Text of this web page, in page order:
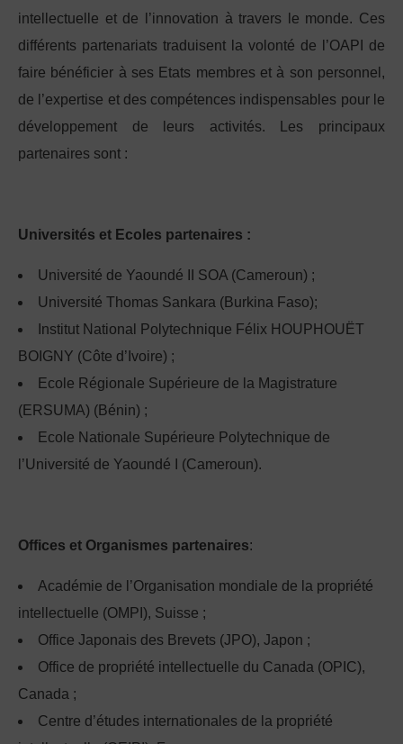
intellectuelle et de l’innovation à travers le monde. Ces
différents partenariats traduisent la volonté de l’OAPI de
faire bénéficier à ses Etats membres et à son personnel,
de l’expertise et des compétences indispensables pour le
développement de leurs activités. Les principaux
partenaires sont :
Universités et Ecoles partenaires :
Université de Yaoundé II SOA (Cameroun) ;
Université Thomas Sankara (Burkina Faso);
Institut National Polytechnique Félix HOUPHOUËT
BOIGNY (Côte d’Ivoire) ;
Ecole Régionale Supérieure de la Magistrature
(ERSUMA) (Bénin) ;
Ecole Nationale Supérieure Polytechnique de
l’Université de Yaoundé I (Cameroun).
Offices et Organismes partenaires:
Académie de l’Organisation mondiale de la propriété
intellectuelle (OMPI), Suisse ;
Office Japonais des Brevets (JPO), Japon ;
Office de propriété intellectuelle du Canada (OPIC),
Canada ;
Centre d’études internationales de la propriété